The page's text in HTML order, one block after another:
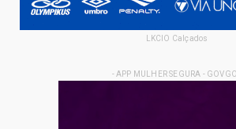
LKCIO Calçados
- APP MULHER SEGURA -